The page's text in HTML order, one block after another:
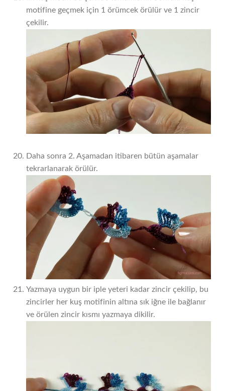
motifine geçmek için 1 örümcek örülür ve 1 zincir
çekilir.
Daha sonra 2. Aşamadan itibaren bütün aşamalar
tekrarlanarak örülür.
Yazmaya uygun bir iple yeteri kadar zincir çekilip, bu
zincirler her kuş motifinin altına sık iğne ile bağlanır
ve örülen zincir kısmı yazmaya dikilir.